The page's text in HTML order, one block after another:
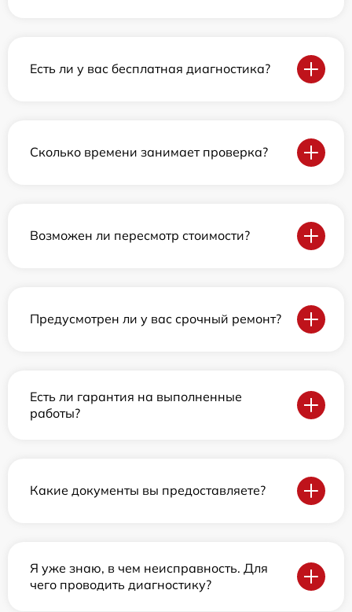
Есть ли у вас бесплатная диагностика?
Сколько времени занимает проверка?
Возможен ли пересмотр стоимости?
Предусмотрен ли у вас срочный ремонт?
Есть ли гарантия на выполненные
работы?
Какие документы вы предоставляете?
Я уже знаю, в чем неисправность. Для
чего проводить диагностику?